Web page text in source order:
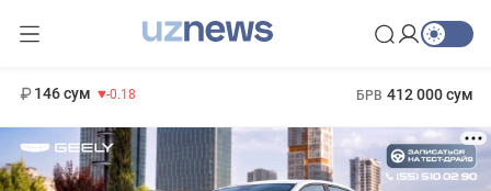
146 сум -0.18 БРВ 412 000 сум